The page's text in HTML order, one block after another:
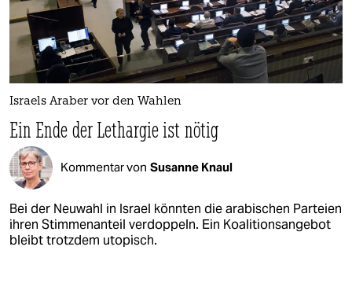
Israels Araber vor den Wahlen
Ein Ende der Lethargie ist nötig
Kommentar von Susanne Knaul
Bei der Neuwahl in Israel könnten die arabischen Parteien
ihren Stimmenanteil verdoppeln. Ein Koalitionsangebot
bleibt trotzdem utopisch.